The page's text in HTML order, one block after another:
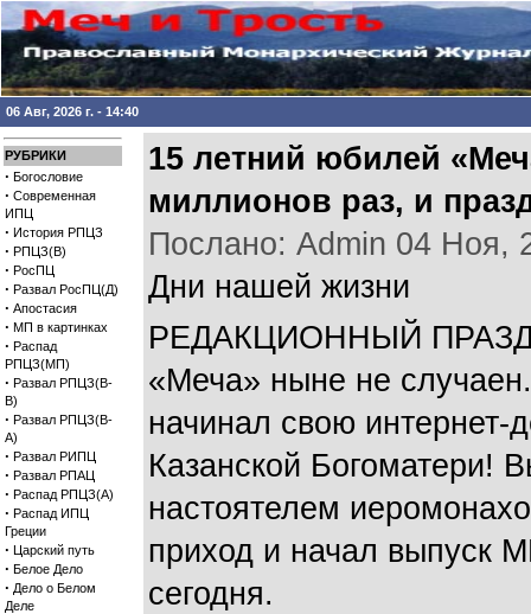
06 Авг, 2026 г. - 14:40
РУБРИКИ
· Богословие
· Современная
ИПЦ
· История РПЦЗ
· РПЦЗ(В)
· РосПЦ
· Развал РосПЦ(Д)
· Апостасия
· МП в картинках
· Распад
РПЦЗ(МП)
· Развал РПЦЗ(В-
В)
· Развал РПЦЗ(В-
А)
· Развал РИПЦ
· Развал РПАЦ
· Распад РПЦЗ(А)
· Распад ИПЦ
Греции
· Царский путь
· Белое Дело
· Дело о Белом
Деле
15 летний юбилей
миллионов раз, и
Послано: Admin 04 Ноя,
Дни нашей жизни
РЕДАКЦИОННЫЙ
«Меча» ныне не
начинал свою интернет-
Казанской Богоматери!
настоятелем
приход и начал выпуск
сегодня.